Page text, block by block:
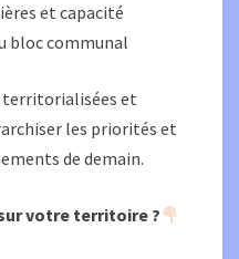
et capacité
bloc communal
territorialisées et
les priorités et
de demain.
votre territoire ?